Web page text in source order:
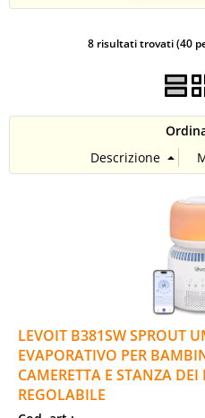
8 risultati trovati (40
LEVOIT B381SW SPROUT
EVAPORATIVO PER
CAMERETTA E STANZA
REGOLABILE